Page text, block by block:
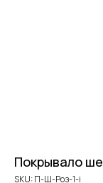
Покрывало
SKU:П-Ш-Роз-1-i